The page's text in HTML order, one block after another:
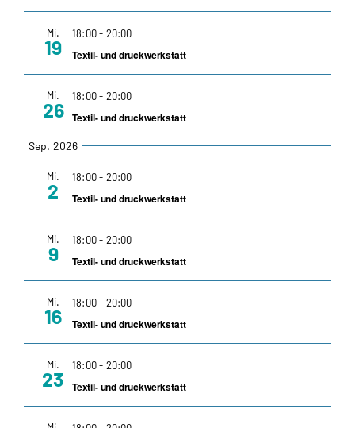
Mi.
19
18:00- 20:00
Textil- und druckwerkstatt
Mi.
26
18:00- 20:00
Textil- und druckwerkstatt
Sep. 2026
Mi.
2
18:00- 20:00
Textil- und druckwerkstatt
Mi.
9
18:00- 20:00
Textil- und druckwerkstatt
Mi.
16
18:00- 20:00
Textil- und druckwerkstatt
Mi.
23
18:00- 20:00
Textil- und druckwerkstatt